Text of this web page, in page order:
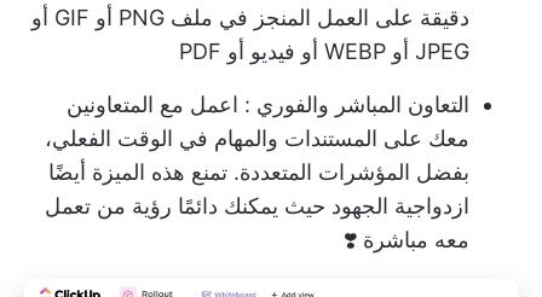
دقيقة على العمل المنجز في ملف PNG أو GIF أو
JPEG أو WEBP أو فيديو أو PDF
التعاون المباشر والفوري : اعمل مع المتعاونين
معك على المستندات والمهام في الوقت الفعلي،
بفضل المؤشرات المتعددة. تمنع هذه الميزة أيضًا
ازدواجية الجهود حيث يمكنك دائمًا رؤية من تعمل
معه مباشرة ❣️